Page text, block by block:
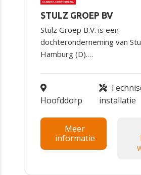
STULZ GROEP BV
Stulz Groep B.V. is een
dochteronderneming van
Hamburg (D).…
Hoofddorp
installatie
Meer
informatie